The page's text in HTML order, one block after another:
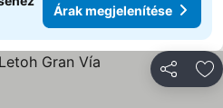
Árak megjelenítése